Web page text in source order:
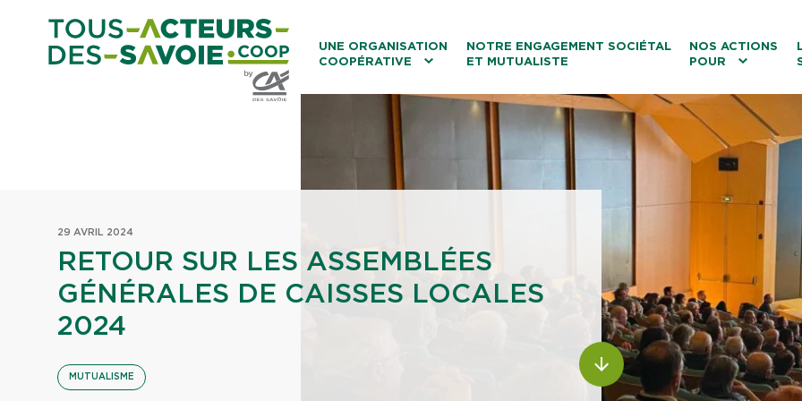
UNE ORGANISATION
COOPÉRATIVE
NOTRE ENGAGEMENT SOCIÉTAL
ET MUTUALISTE
NOS ACTIONS
POUR
Le tourisme
Les transitions
La biodiversité
29 AVRIL 2024
RETOUR SUR LES ASSEMBLÉES
GÉNÉRALES DE CAISSES LOCALES
2024
MUTUALISME
ALLER AU CONTENU